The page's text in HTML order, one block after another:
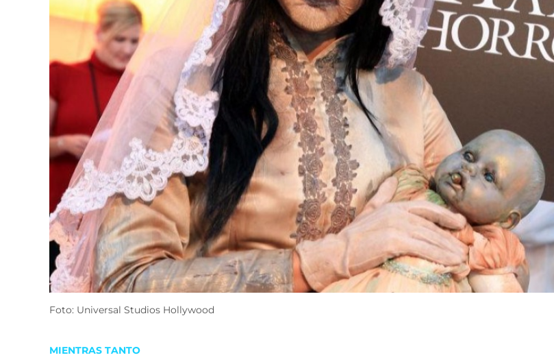
Foto: Universal Studios Hollywood
POSTED
MIENTRAS TANTO